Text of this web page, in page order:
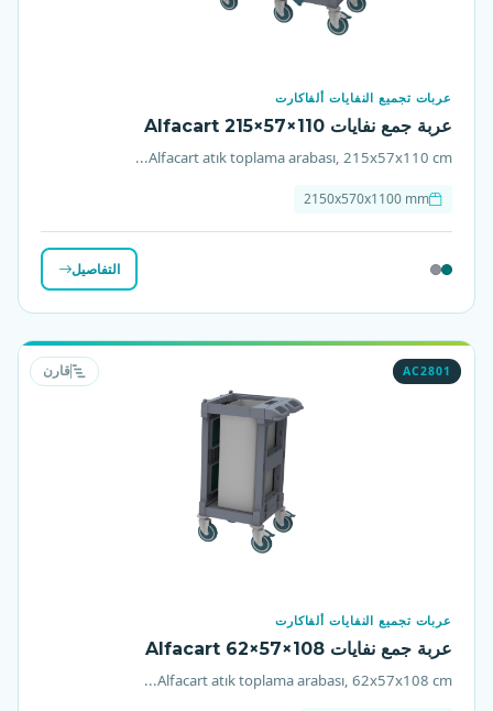
عربات تجميع النفايات ألفاكارت
عربة جمع نفايات Alfacart 215×57×110
Alfacart atık toplama arabası, 215x57x110 cm...
2150x570x1100 mm
التفاصيل
AC2801 قارن
عربات تجميع النفايات ألفاكارت
عربة جمع نفايات Alfacart 62×57×108
Alfacart atık toplama arabası, 62x57x108 cm...